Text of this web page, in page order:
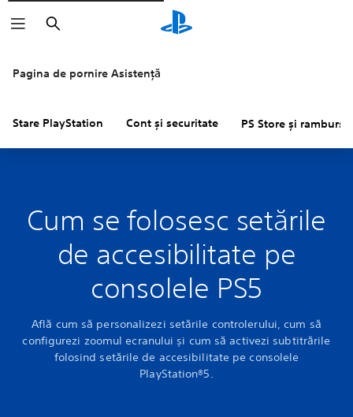
Pagina de pornire Asistență
Stare PlayStation Cont și securitate PS Store și
Cum se folosesc setările
de accesibilitate pe
consolele PS5
Află cum să personalizezi setările controlerului, cum să
configurezi zoomul ecranului și cum să activezi subtitrările
folosind setările de accesibilitate pe consolele
PlayStation®5.